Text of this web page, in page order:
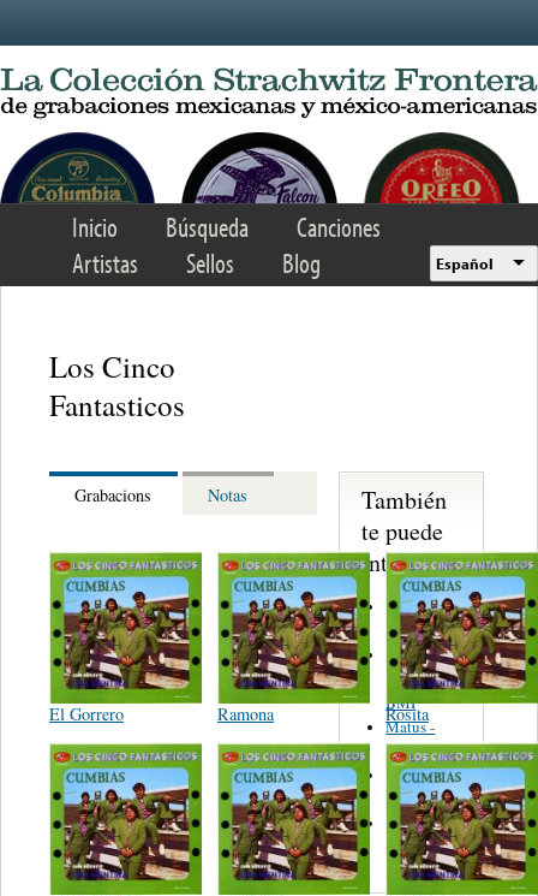
Inicio Búsqueda
Canciones
Artistas
Sellos Blog Español
Los Cinco
Fantasticos
Grabacions Notas
El Gorrero Ramona Rosita
También
te puede
interesar...
Martinez,
Felipe
Performance
Music Co.
BMI
Matus -
Rodriguez
Carleton -
Dixon
Abreu -
Oliverira